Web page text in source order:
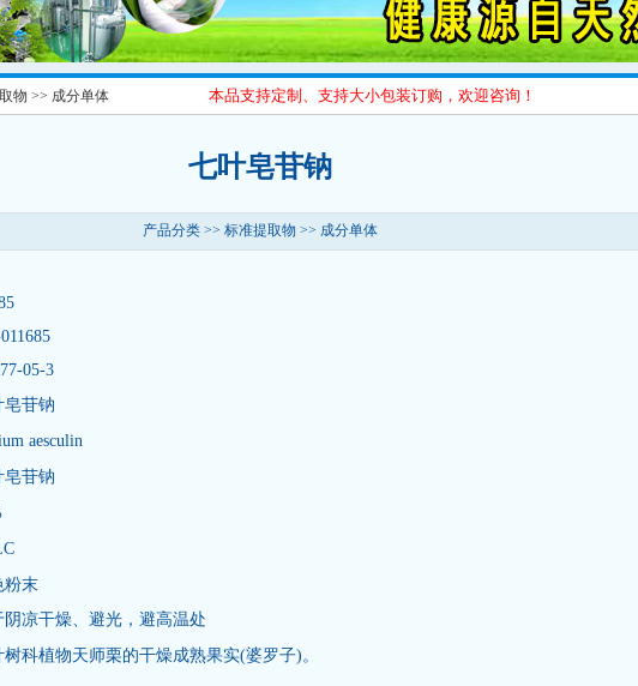
物 >> 成分单体 本品支持定制、支持大小包装订购，欢迎咨询！
七叶皂苷钠
产品分类 >> 标准提取物 >> 成分单体
05-3
皂苷钠
aesculin
皂苷钠
粉末
阴凉干燥、避光，避高温处
树科植物天师栗的干燥成熟果实(婆罗子)。